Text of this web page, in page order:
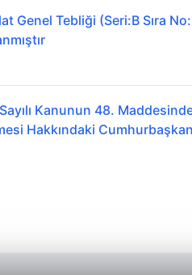
Genel Tebliği (Seri:B Sıra
Kanunun 48.
Hakkındaki